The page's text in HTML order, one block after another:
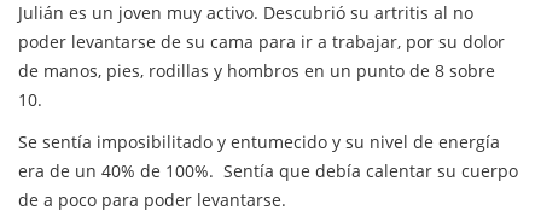
Julián es un joven muy activo. Descubrió su artritis al no
poder levantarse de su cama para ir a trabajar, por su dolor
de manos, pies, rodillas y hombros en un punto de 8 sobre
10.
Se sentía imposibilitado y entumecido y su nivel de energía
era de un 40% de 100%. Sentía que debía calentar su cuerpo
de a poco para poder levantarse.